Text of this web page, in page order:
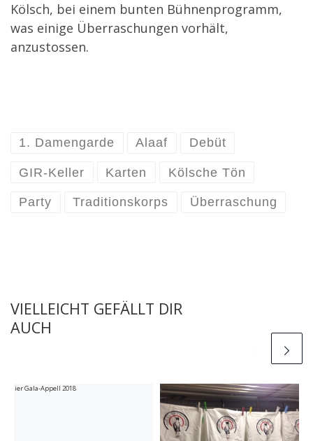
Kölsch, bei einem bunten Bühnenprogramm,
was einige Überraschungen vorhält,
anzustossen.
1. Damengarde Alaaf Debüt
GIR-Keller Karten Kölsche Tön
Party Traditionskorps Überraschung
VIELLEICHT GEFÄLLT DIR
AUCH